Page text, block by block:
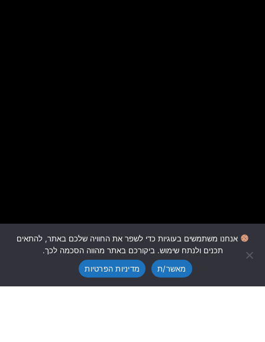
אנחנו משתמשים בעוגיות כדי לשפר את החוויה שלכם באתר, להתאים
תכנים ולנתח שימוש. ביקורכם באתר מהווה הסכמה לכך.
מאשר/ת
מדיניות הפרטיות